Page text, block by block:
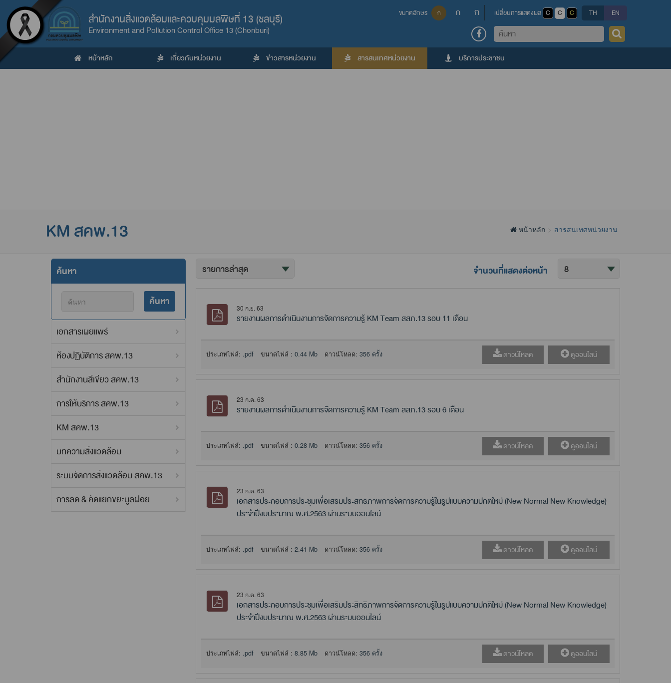
สำนักงานสิ่งแวดล้อมและควบคุมมลพิษที่ 13 (ชลบุรี)
Environment and Pollution Control Office 13 (Chonburi)
ขนาดอักษร ก ก ก เปลี่ยนการแสดงผล C C C TH EN
ค้นหา
หน้าหลัก เกี่ยวกับหน่วยงาน ข่าวสารหน่วยงาน สารสนเทศหน่วยงาน บริการประชาชน
KM สคพ.13 หน้าหลัก สารสนเทศหน่วยงาน
ค้นหา
ค้นหา
เอกสารเผยแพร่
ห้องปฏิบัติการ สคพ.13
สำนักงานสีเขียว สคพ.13
การให้บริการ สคพ.13
KM สคพ.13
บทความสิ่งแวดล้อม
ระบบจัดการสิ่งแวดล้อม สคพ.13
การลด & คัดแยกขยะมูลฝอย
จำนวนที่แสดงต่อหน้า
30 ก.ย. 63
รายงานผลการดำเนินงานการจัดการความรู้ KM Team สสภ.13 รอบ 11 เดือน
ประเภทไฟล์: .pdf ขนาดไฟล์ : 0.44 Mb ดาวน์โหลด: 356 ครั้ง ดาวน์โหลด ดูออนไลน์
23 ก.ค. 63
รายงานผลการดำเนินงานการจัดการความรู้ KM Team สสภ.13 รอบ 6 เดือน
ประเภทไฟล์: .pdf ขนาดไฟล์ : 0.28 Mb ดาวน์โหลด: 356 ครั้ง ดาวน์โหลด ดูออนไลน์
23 ก.ค. 63
เอกสารประกอบการประชุมเพื่อเสริมประสิทธิภาพการจัดการความรู้ในรูปแบบความปกติใหม่ (New Normal New Knowledge)
ประจำปีงบประมาณ พ.ศ.2563 ผ่านระบบออนไลน์
ประเภทไฟล์: .pdf ขนาดไฟล์ : 2.41 Mb ดาวน์โหลด: 356 ครั้ง ดาวน์โหลด ดูออนไลน์
23 ก.ค. 63
เอกสารประกอบการประชุมเพื่อเสริมประสิทธิภาพการจัดการความรู้ในรูปแบบความปกติใหม่ (New Normal New Knowledge)
ประจำปีงบประมาณ พ.ศ.2563 ผ่านระบบออนไลน์
ประเภทไฟล์: .pdf ขนาดไฟล์ : 8.85 Mb ดาวน์โหลด: 356 ครั้ง ดาวน์โหลด ดูออนไลน์